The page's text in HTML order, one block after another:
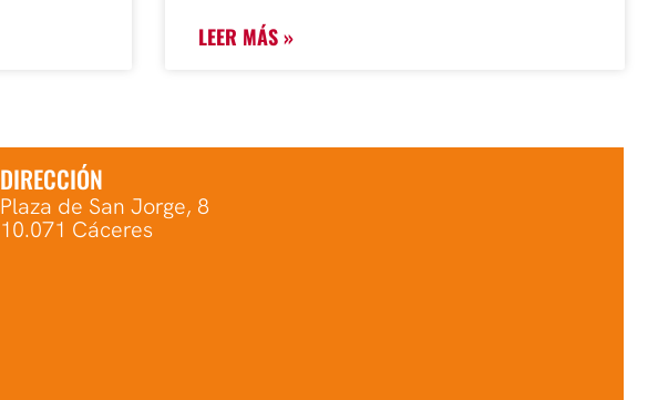
LEER MÁS »
DIRECCIÓN
Plaza de San Jorge, 8
10.071 Cáceres